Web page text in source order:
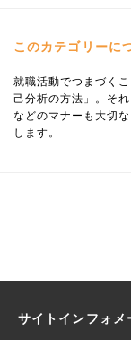
このカテゴリーに
就職活動でつまづく
己分析の方法」。そ
などのマナーも大切
します。
サイトインフォメ